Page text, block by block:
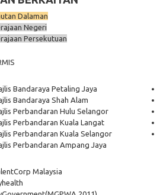
Dalaman
Negeri
Persekutuan
Bandaraya Petaling Jaya
Bandaraya Shah Alam
Perbandaran Hulu Selangor
Perbandaran Kuala Langat
Perbandaran Kuala Selangor
Perbandaran Ampang Jaya
Malaysia